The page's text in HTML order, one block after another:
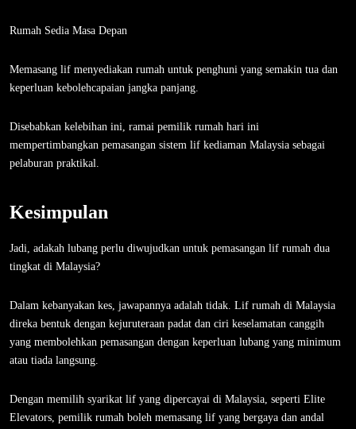
Rumah Sedia Masa Depan
Memasang lif menyediakan rumah untuk penghuni yang semakin tua dan
keperluan kebolehcapaian jangka panjang.
Disebabkan kelebihan ini, ramai pemilik rumah hari ini
mempertimbangkan pemasangan sistem lif kediaman Malaysia sebagai
pelaburan praktikal.
Kesimpulan
Jadi, adakah lubang perlu diwujudkan untuk pemasangan lif rumah dua
tingkat di Malaysia?
Dalam kebanyakan kes, jawapannya adalah tidak. Lif rumah di Malaysia
direka bentuk dengan kejuruteraan padat dan ciri keselamatan canggih
yang membolehkan pemasangan dengan keperluan lubang yang minimum
atau tiada langsung.
Dengan memilih syarikat lif yang dipercayai di Malaysia, seperti Elite
Elevators, pemilik rumah boleh memasang lif yang bergaya dan andal